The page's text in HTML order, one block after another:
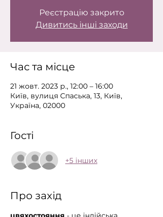
Реєстрацію закрито
Дивитись інші заходи
Час та місце
21 жовт. 2023 р., 12:00 – 16:00
Київ, вулиця Спаська, 13, Київ,
Україна, 02000
Гості
+5 інших
Про захід